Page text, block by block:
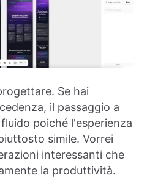
Se hai
il passaggio a
poiché l'esperienza
simile. Vorrei
interessanti che
la produttività.